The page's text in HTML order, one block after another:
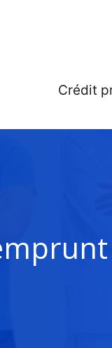
Crédit